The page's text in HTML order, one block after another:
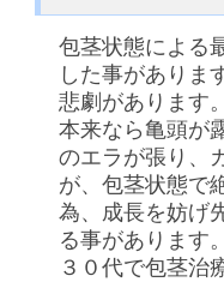
包茎状態による
した事がありま
悲劇があります
本来なら亀頭が
のエラが張り、
が、包茎状態で
為、成長を妨げ
る事があります
３０代で包茎治